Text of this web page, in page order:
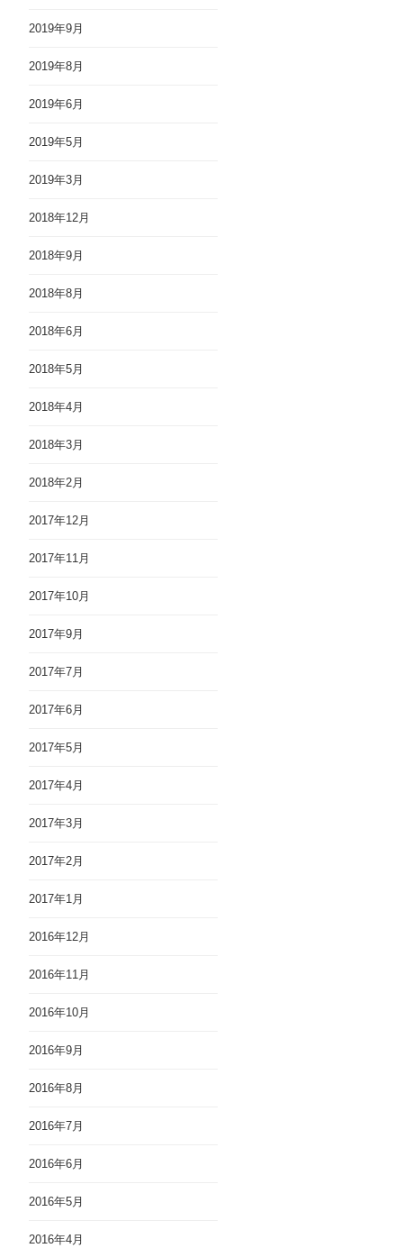
2019年9月
2019年8月
2019年6月
2019年5月
2019年3月
2018年12月
2018年9月
2018年8月
2018年6月
2018年5月
2018年4月
2018年3月
2018年2月
2017年12月
2017年11月
2017年10月
2017年9月
2017年7月
2017年6月
2017年5月
2017年4月
2017年3月
2017年2月
2017年1月
2016年12月
2016年11月
2016年10月
2016年9月
2016年8月
2016年7月
2016年6月
2016年5月
2016年4月